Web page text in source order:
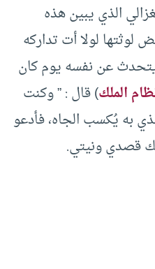
الذي يبين هذه
لوثتها لولا أت تداركه
يتحدث عن نفسه يوم كان
الملك) قال : ” وكنت
به يُكسب الجاه، فأدعو
قصدي ونيتي.